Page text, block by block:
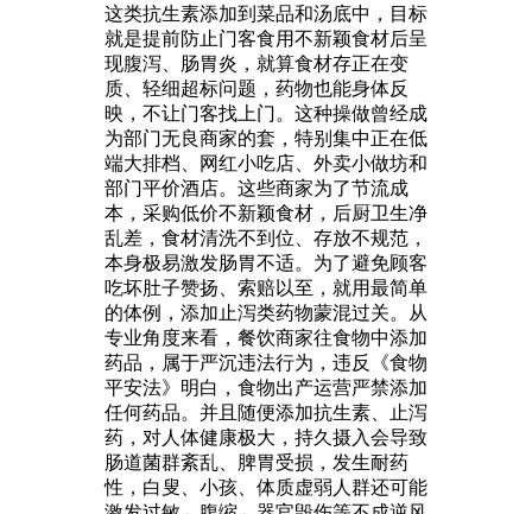
这类抗生素添加到菜品和汤底中，目标
就是提前防止门客食用不新颖食材后呈
现腹泻、肠胃炎，就算食材存正在变
质、轻细超标问题，药物也能身体反
映，不让门客找上门。这种操做曾经成
为部门无良商家的套，特别集中正在低
端大排档、网红小吃店、外卖小做坊和
部门平价酒店。这些商家为了节流成
本，采购低价不新颖食材，后厨卫生净
乱差，食材清洗不到位、存放不规范，
本身极易激发肠胃不适。为了避免顾客
吃坏肚子赞扬、索赔以至，就用最简单
的体例，添加止泻类药物蒙混过关。从
专业角度来看，餐饮商家往食物中添加
药品，属于严沉违法行为，违反《食物
平安法》明白，食物出产运营严禁添加
任何药品。并且随便添加抗生素、止泻
药，对人体健康极大，持久摄入会导致
肠道菌群紊乱、脾胃受损，发生耐药
性，白叟、小孩、体质虚弱人群还可能